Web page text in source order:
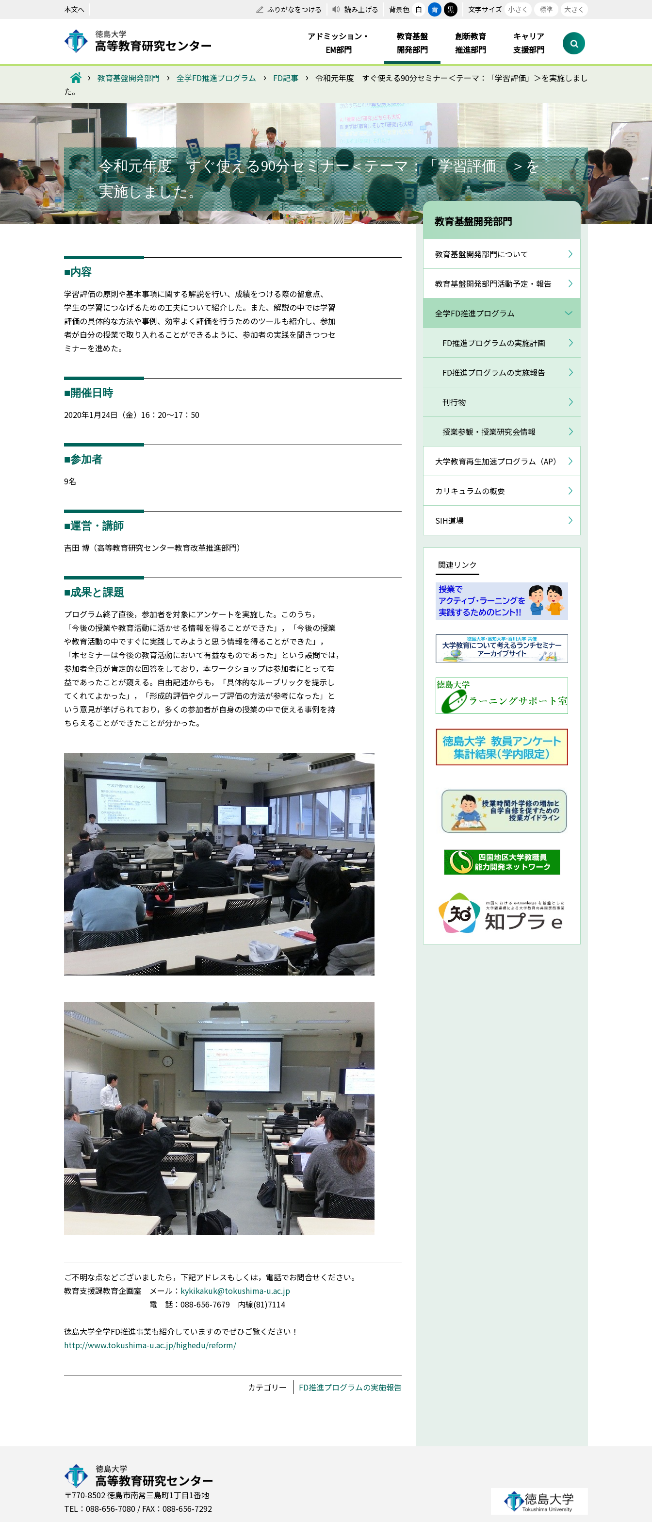
本文へ ふりがなをつける 読み上げる 背景色 白 青 黒 文字サイズ 小さく 標準 大きく
アドミッション・
EM部門
教育基盤
開発部門
創新教育
推進部門
キャリア
支援部門
› 教育基盤開発部門 › 全学FD推進プログラム › FD記事 ›
令和元年度 すぐ使える90分セミナー＜テーマ：「学習評価」＞を実施しまし
た。
令和元年度 すぐ使える90分セミナー＜テーマ：「学習評価」＞を
実施しました。
■内容
学習評価の原則や基本事項に関する解説を行い、成績をつける際の留意点、
学生の学習につなげるための工夫について紹介した。また、解説の中では学習
評価の具体的な方法や事例、効率よく評価を行うためのツールも紹介し、参加
者が自分の授業で取り入れることができるように、参加者の実践を聞きつつセ
ミナーを進めた。
■開催日時
2020年1月24日（金）16：20～17：50
■参加者
9名
■運営・講師
吉田 博（高等教育研究センター教育改革推進部門）
■成果と課題
プログラム終了直後，参加者を対象にアンケートを実施した。このうち，
「今後の授業や教育活動に活かせる情報を得ることができた」，「今後の授業
や教育活動の中ですぐに実践してみようと思う情報を得ることができた」，
「本セミナーは今後の教育活動において有益なものであった」という設問では，
参加者全員が肯定的な回答をしており，本ワークショップは参加者にとって有
益であったことが窺える。自由記述からも，「具体的なルーブリックを提示し
てくれてよかった」，「形成的評価やグループ評価の方法が参考になった」と
いう意見が挙げられており，多くの参加者が自身の授業の中で使える事例を持
ちらえることができたことが分かった。
ご不明な点などございましたら，下記アドレスもしくは，電話でお問合せください。
教育支援課教育企画室 メール： kykikakuk@tokushima-u.ac.jp
電 話：088-656-7679 内線(81)7114
徳島大学全学FD推進事業も紹介していますのでぜひご覧ください！
http://www.tokushima-u.ac.jp/highedu/reform/
カテゴリー FD推進プログラムの実施報告
教育基盤開発部門
教育基盤開発部門について
教育基盤開発部門活動予定・報告
全学FD推進プログラム
FD推進プログラムの実施計画
FD推進プログラムの実施報告
刊行物
授業参観・授業研究会情報
大学教育再生加速プログラム（AP）
カリキュラムの概要
SIH道場
関連リンク
〒770-8502 徳島市南常三島町1丁目1番地
TEL：088-656-7080 / FAX：088-656-7292